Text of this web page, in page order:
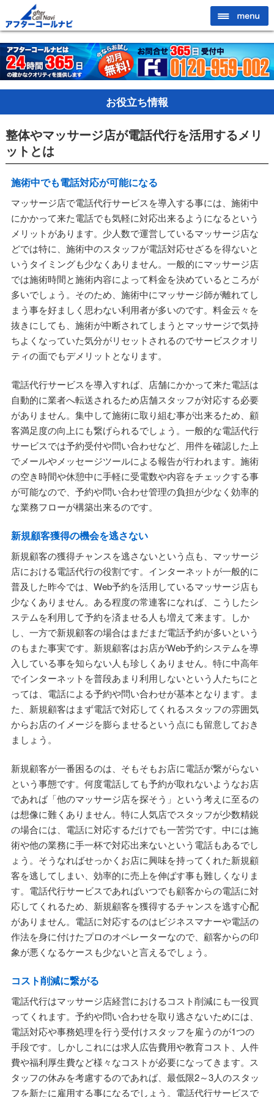
お役立ち情報
整体やマッサージ店が電話代行を活用するメリ
ットとは
施術中でも電話対応が可能になる
マッサージ店で電話代行サービスを導入する事には、施術中
にかかって来た電話でも気軽に対応出来るようになるという
メリットがあります。少人数で運営しているマッサージ店な
どでは特に、施術中のスタッフが電話対応せざるを得ないと
いうタイミングも少なくありません。一般的にマッサージ店
では施術時間と施術内容によって料金を決めているところが
多いでしょう。そのため、施術中にマッサージ師が離れてし
まう事を好ましく思わない利用者が多いのです。料金云々を
抜きにしても、施術が中断されてしまうとマッサージで気持
ちよくなっていた気分がリセットされるのでサービスクオリ
ティの面でもデメリットとなります。
電話代行サービスを導入すれば、店舗にかかって来た電話は
自動的に業者へ転送されるため店舗スタッフが対応する必要
がありません。集中して施術に取り組む事が出来るため、顧
客満足度の向上にも繋げられるでしょう。一般的な電話代行
サービスでは予約受付や問い合わせなど、用件を確認した上
でメールやメッセージツールによる報告が行われます。施術
の空き時間や休憩中に手軽に受電数や内容をチェックする事
が可能なので、予約や問い合わせ管理の負担が少なく効率的
な業務フローが構築出来るのです。
新規顧客獲得の機会を逃さない
新規顧客の獲得チャンスを逃さないという点も、マッサージ
店における電話代行の役割です。インターネットが一般的に
普及した昨今では、Web予約を活用しているマッサージ店も
少なくありません。ある程度の常連客になれば、こうしたシ
ステムを利用して予約を済ませる人も増えて来ます。しか
し、一方で新規顧客の場合はまだまだ電話予約が多いという
のもまた事実です。新規顧客はお店がWeb予約システムを導
入している事を知らない人も珍しくありません。特に中高年
でインターネットを普段あまり利用しないという人たちにと
っては、電話による予約や問い合わせが基本となります。ま
た、新規顧客はまず電話で対応してくれるスタッフの雰囲気
からお店のイメージを膨らませるという点にも留意しておき
ましょう。
新規顧客が一番困るのは、そもそもお店に電話が繋がらない
という事態です。何度電話しても予約が取れないようなお店
であれば「他のマッサージ店を探そう」という考えに至るの
は想像に難くありません。特に人気店でスタッフが少数精鋭
の場合には、電話に対応するだけでも一苦労です。中には施
術や他の業務に手一杯で対応出来ないという電話もあるでし
ょう。そうなればせっかくお店に興味を持ってくれた新規顧
客を逃してしまい、効率的に売上を伸ばす事も難しくなりま
す。電話代行サービスであればいつでも顧客からの電話に対
応してくれるため、新規顧客を獲得するチャンスを逃す心配
がありません。電話に対応するのはビジネスマナーや電話の
作法を身に付けたプロのオペレーターなので、顧客からの印
象が悪くなるケースも少ないと言えるでしょう。
コスト削減に繋がる
電話代行はマッサージ店経営におけるコスト削減にも一役買
ってくれます。予約や問い合わせを取り逃さないためには、
電話対応や事務処理を行う受付けスタッフを雇うのが1つの
手段です。しかしこれには求人広告費用や教育コスト、人件
費や福利厚生費など様々なコストが必要になってきます。ス
タッフの休みを考慮するのであれば、最低限2～3人のスタッ
フを新たに雇用する事になるでしょう。電話代行サービスで